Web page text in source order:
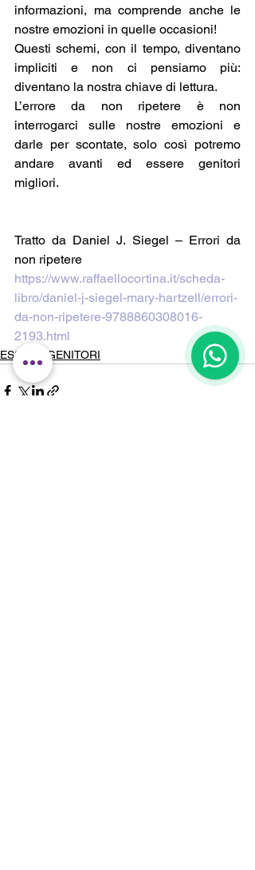
informazioni, ma comprende anche le
nostre emozioni in quelle occasioni!
Questi schemi, con il tempo, diventano
impliciti e non ci pensiamo più:
diventano la nostra chiave di lettura.
L’errore da non ripetere è non
interrogarci sulle nostre emozioni e
darle per scontate, solo così potremo
andare avanti ed essere genitori
migliori.
Tratto da Daniel J. Siegel – Errori da
non ripetere
https://www.raffaellocortina.it/scheda-
libro/daniel-j-siegel-mary-hartzell/errori-
da-non-ripetere-9788860308016-
2193.html
ESSERE GENITORI
1